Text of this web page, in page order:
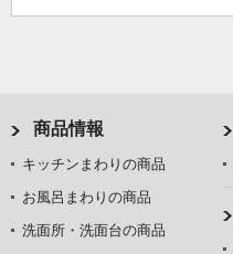
商品情報
キッチンまわりの商品
お風呂まわりの商品
洗面所・洗面台の商品